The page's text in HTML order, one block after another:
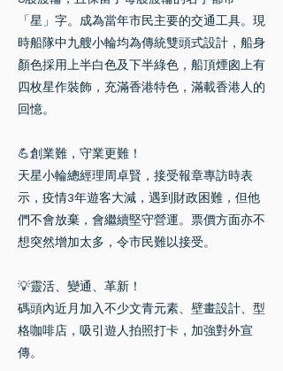
「星」字。成為當年市民主要的交通工具。現
時船隊中九艘小輪均為傳統雙頭式設計，船身
顏色採用上半白色及下半綠色，船頂煙囪上有
四枚星作裝飾，充滿香港特色，滿載香港人的
回憶。
💪創業難，守業更難！
天星小輪總經理周卓賢，接受報章專訪時表
示，疫情3年遊客大減，遇到財政困難，但他
們不會放棄，會繼續堅守營運。票價方面亦不
想突然增加太多，令市民難以接受。
💡靈活、變通、革新！
碼頭內近月加入不少文青元素、壁畫設計、型
格咖啡店，吸引遊人拍照打卡，加強對外宣
傳。